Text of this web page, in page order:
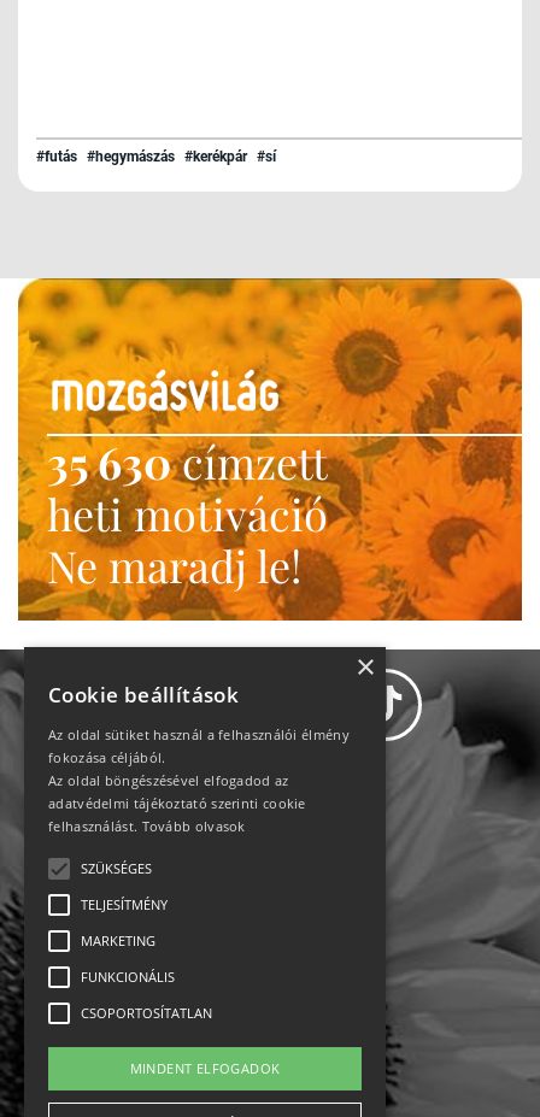
#futás #hegymászás #kerékpár #sí
35 630címzett
heti motiváció
Ne maradj le!
Adatvédelem
Impresszum-kapcsolat
English
×
Cookie beállítások
Az oldal sütiket használ a felhasználói élmény
fokozása céljából.
Az oldal böngészésével elfogadod az
adatvédelmi tájékoztató szerinti cookie
felhasználást. Tovább olvasok
SZÜKSÉGES
TELJESÍTMÉNY
MARKETING
FUNKCIONÁLIS
CSOPORTOSÍTATLAN
MINDENT ELFOGADOK